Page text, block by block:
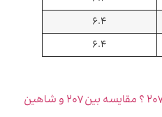
6.4
6.4